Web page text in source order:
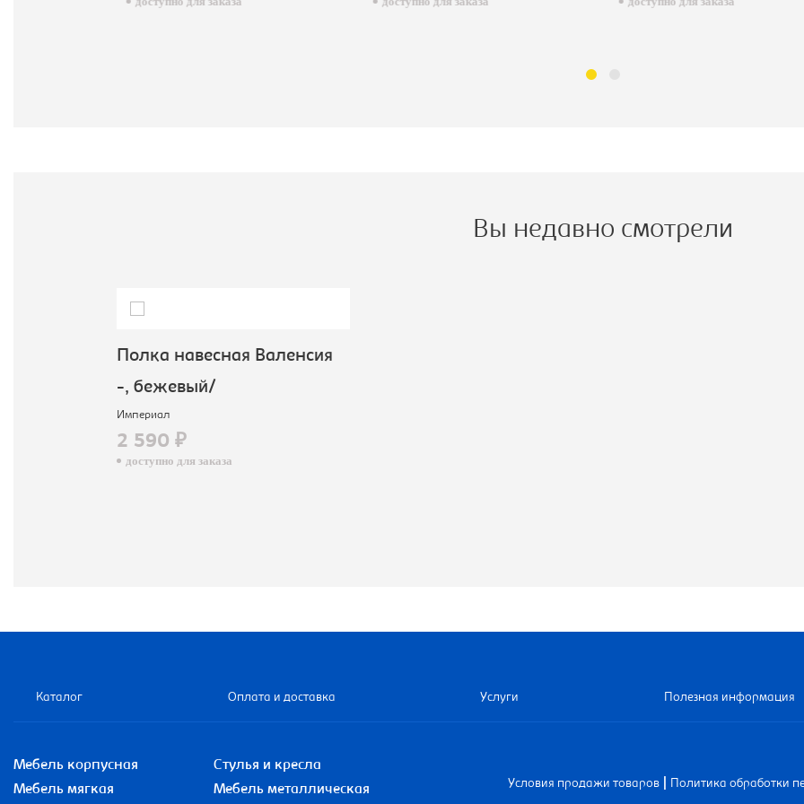
Вы недавно смотрели
Полка навесная Валенсия
-, бежевый/
Империал
2 590 ₽
доступно для заказа
Каталог Оплата и доставка Услуги Полезная информация
Мебель корпусная
Стулья и кресла
Мебель мягкая
Мебель металлическая Условия продажи товаров Политика обработки